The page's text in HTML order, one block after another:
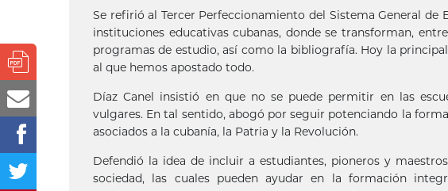
Se refirió al Tercer Perfeccionamiento del Sistema General de
instituciones educativas cubanas, donde se transforman,
programas de estudio, así como la bibliografía. Hoy la
al que hemos apostado todo.
Díaz Canel insistió en que no se puede permitir en las
vulgares. En tal sentido, abogó por seguir potenciando la
asociados a la cubanía, la Patria y la Revolución.
Defendió la idea de incluir a estudiantes, pioneros y
sociedad, las cuales pueden ayudar en la formación